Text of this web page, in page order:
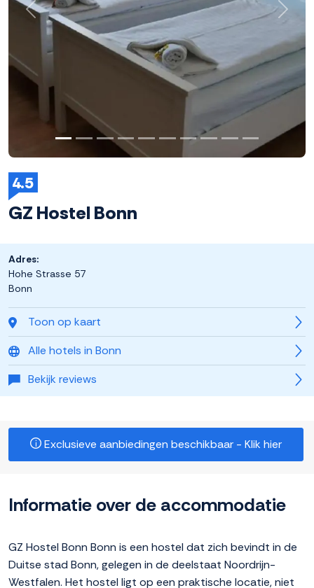
4.5
GZ Hostel Bonn
Toon op kaart
Alle hotels in Bonn
Bekijk reviews
Adres:
Hohe Strasse 57
Bonn
Exclusieve aanbiedingen beschikbaar - Klik hier
Informatie over de accommodatie
GZ Hostel Bonn Bonn is een hostel dat zich bevindt in de
Duitse stad Bonn, gelegen in de deelstaat Noordrijn-
Westfalen. Het hostel ligt op een praktische locatie, niet